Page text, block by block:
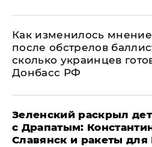
Как изменилось
после обстрелов
сколько украинцев
Донбасс РФ
​Зеленский раскрыл
с Драпатым:
Славянск и ракеты